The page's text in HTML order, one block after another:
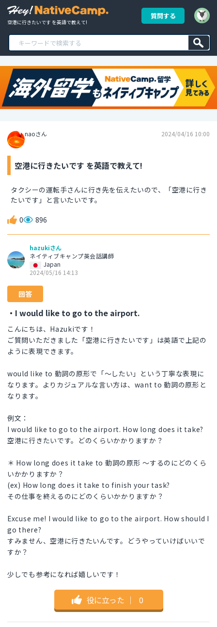
空港に行きたいです を英語で教えて!
質問する
naoさん 2024/04/16 10:00
空港に行きたいです を英語で教えて!
タクシーの運転手さんに行き先を伝えたいので、「空港に行き
たいです」と言いたいです。
0 896
hazukiさん
ネイティブキャンプ英会話講師
Japan
2024/05/16 14:13
回答
・I would like to go to the airport.
こんにちは、Hazukiです！
ご質問いただきました「空港に行きたいです」は英語で上記の
ように表現できます。
would like to 動詞の原形で「～したい」という丁寧な表現に
なります。よりカジュアルな言い方は、want to 動詞の原形と
なります。
例文：
I would like to go to the airport. How long does it take?
空港に行きたいです。どのくらいかかりますか？
＊ How long does it take to 動詞の原形 ～するのにどのくら
いかかりますか？
(ex) How long does it take to finish your task?
その仕事を終えるのにどのくらいかかりますか？
Excuse me! I would like to go to the airport. How should I
go there?
すみません、空港に行きたいんです。どうやっていけばいいで
すか？
少しでも参考になれば嬉しいです！
役に立った ｜ 0